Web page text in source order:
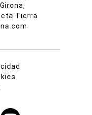
Tierra